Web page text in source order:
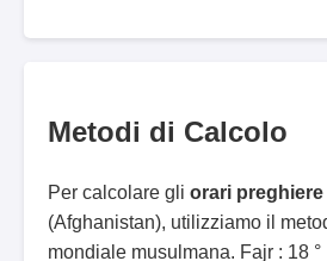
Metodi di Calcolo
Per calcolare gli orari
(Afghanistan), utilizziamo il
mondiale musulmana. Fajr : 18 °